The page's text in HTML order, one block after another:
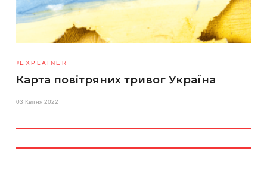
EXPLAINER
Карта повітряних тривог Україна
03 Квітня 2022